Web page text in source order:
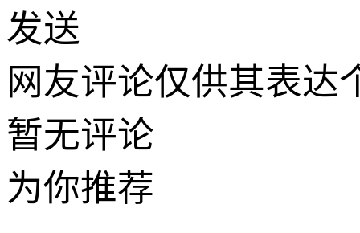
发送
网友评论仅供其表达
暂无评论
为你推荐